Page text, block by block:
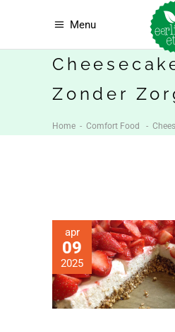
Menu
Zonder
Home - Comfort Food -
apr
09
2025